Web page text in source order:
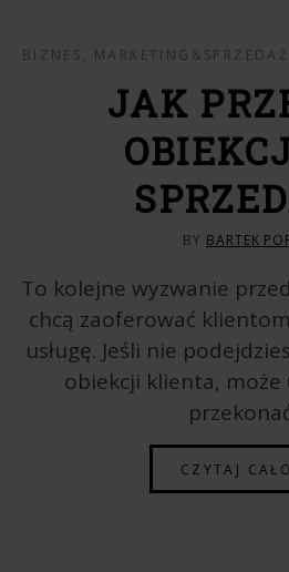
BIZNES, MARKETING&SPRZEDAŻ
JAK
BY BARTEK
To kolejne wyzwanie
chcą zaoferować
usługę. Jeśli nie
obiekcji klienta,
CZYTAJ